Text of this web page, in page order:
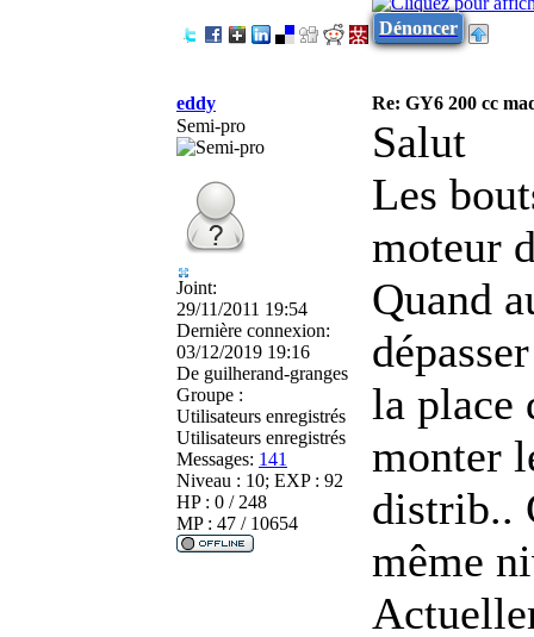
Dénoncer
eddy
Re: GY6 200 cc
Semi-pro
Joint:
29/11/2011 19:54
Dernière connexion:
03/12/2019 19:16
De guilherand-granges
Groupe :
Utilisateurs enregistrés
Utilisateurs enregistrés
Messages: 141
Niveau : 10; EXP : 92
HP : 0 / 248
MP : 47 / 10654
Salut
Les
moteur
Quand
la place
monter
distrib..
même